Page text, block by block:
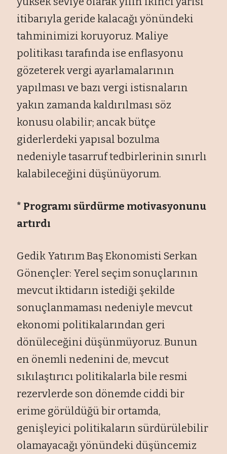
itibarıyla geride kalacağı yönündeki
tahminimizi koruyoruz. Maliye
politikası tarafında ise enflasyonu
gözeterek vergi ayarlamalarının
yapılması ve bazı vergi istisnaların
yakın zamanda kaldırılması söz
konusu olabilir; ancak bütçe
giderlerdeki yapısal bozulma
nedeniyle tasarruf tedbirlerinin sınırlı
kalabileceğini düşünüyorum.
* Programı sürdürme motivasyonunu
artırdı
Gedik Yatırım Baş Ekonomisti Serkan
Gönençler: Yerel seçim sonuçlarının
mevcut iktidarın istediği şekilde
sonuçlanmaması nedeniyle mevcut
ekonomi politikalarından geri
dönüleceğini düşünmüyoruz. Bunun
en önemli nedenini de, mevcut
sıkılaştırıcı politikalarla bile resmi
rezervlerde son dönemde ciddi bir
erime görüldüğü bir ortamda,
genişleyici politikaların sürdürülebilir
olamayacağı yönündeki düşüncemiz